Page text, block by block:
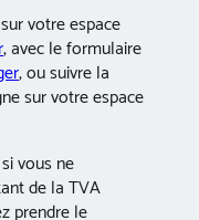
votre espace
, avec le formulaire
, ou suivre la
sur votre espace
vous ne
de la TVA
prendre le